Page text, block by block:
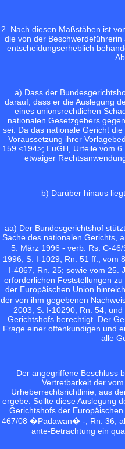
2. Nach diesen Maßstäben ist
die von der
entscheidungserheblich
a) Dass der
darauf, dass er die Auslegung
eines unionsrechtlichen
nationalen Gesetzgebers
sei. Da das nationale Gericht
Voraussetzung ihrer
159 <194>; EuGH, Urteile vom
etwaiger
b) Darüber hinaus
aa) Der Bundesgerichtshof
Sache des nationalen Gerichts,
5. März 1996 - verb. Rs. C-
1996, S. I-1029, Rn. 51 ff.;
I-4867, Rn. 25; sowie vom
erforderlichen Feststellungen
der Europäischen Union
der von ihm gegebenen
2003, S. I-10290, Rn. 54,
Gerichtshofs berechtigt. Der
Frage einer offenkundigen und
alle
Der angegriffene Beschluss
Vertretbarkeit der
Urheberrechtsrichtlinie, aus
ergebe. Sollte diese Auslegung
Gerichtshofs der
467/08 �Padawan� -, Rn. 36,
ante-Betrachtung ein